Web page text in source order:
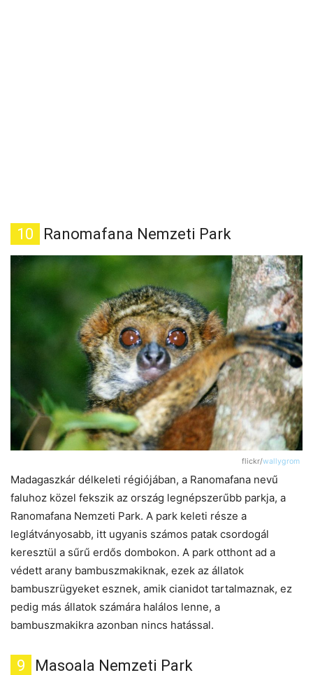
10 Ranomafana Nemzeti Park
flickr/wallygrom
Madagaszkár délkeleti régiójában, a Ranomafana nevű
faluhoz közel fekszik az ország legnépszerűbb parkja, a
Ranomafana Nemzeti Park. A park keleti része a
leglátványosabb, itt ugyanis számos patak csordogál
keresztül a sűrű erdős dombokon. A park otthont ad a
védett arany bambuszmakiknak, ezek az állatok
bambuszrügyeket esznek, amik cianidot tartalmaznak, ez
pedig más állatok számára halálos lenne, a
bambuszmakikra azonban nincs hatással.
9 Masoala Nemzeti Park